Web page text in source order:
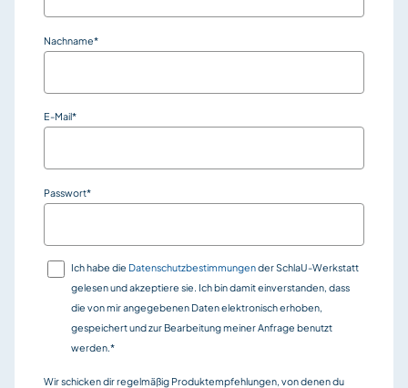
Nachname*
E-Mail*
Passwort*
Ich habe die Datenschutzbestimmungender SchlaU-Werkstatt
gelesen und akzeptiere sie. Ich bin damit einverstanden, dass
die von mir angegebenen Daten elektronisch erhoben,
gespeichert und zur Bearbeitung meiner Anfrage benutzt
werden.*
Wir schicken dir regelmäßig Produktempfehlungen, von denen du